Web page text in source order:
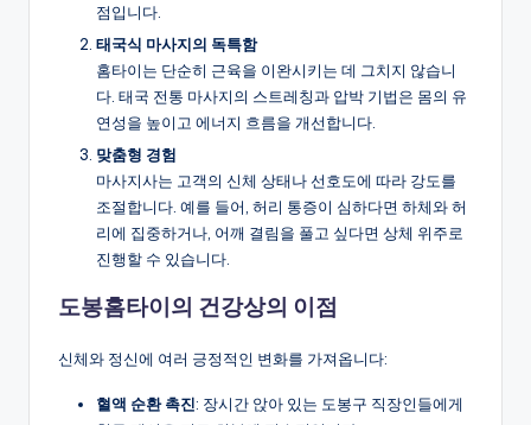
점입니다.
태국식 마사지의 독특함
홈타이는 단순히 근육을 이완시키는 데 그치지 않습니
다. 태국 전통 마사지의 스트레칭과 압박 기법은 몸의 유
연성을 높이고 에너지 흐름을 개선합니다.
맞춤형 경험
마사지사는 고객의 신체 상태나 선호도에 따라 강도를
조절합니다. 예를 들어, 허리 통증이 심하다면 하체와 허
리에 집중하거나, 어깨 결림을 풀고 싶다면 상체 위주로
진행할 수 있습니다.
도봉홈타이의 건강상의 이점
신체와 정신에 여러 긍정적인 변화를 가져옵니다:
혈액 순환 촉진: 장시간 앉아 있는 도봉구 직장인들에게